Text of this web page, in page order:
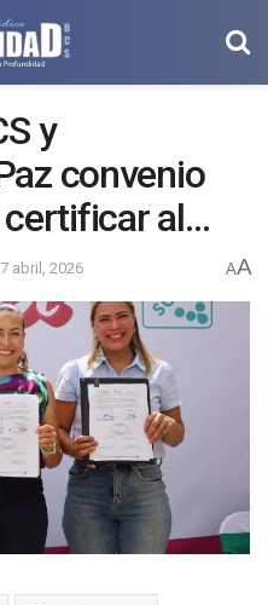
y
convenio
al
7 abril, 2026 AA